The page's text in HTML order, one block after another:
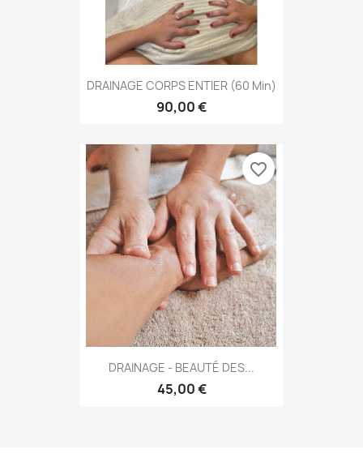
DRAINAGE CORPS ENTIER (60 Min)
90,00 €
DRAINAGE - BEAUTÉ DES...
45,00 €
favorite_border